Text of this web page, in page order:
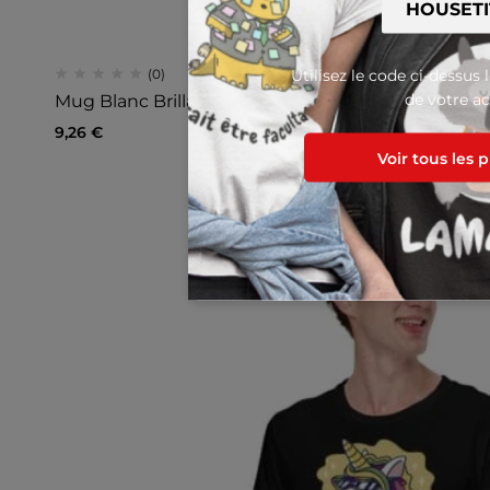
(0)
Mug Blanc Brillant Zombie Mangeant Une
9,26 €
Utilisez le code ci-dessus
de votre
Voir tous les